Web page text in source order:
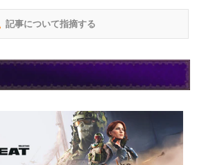
記事について指摘する